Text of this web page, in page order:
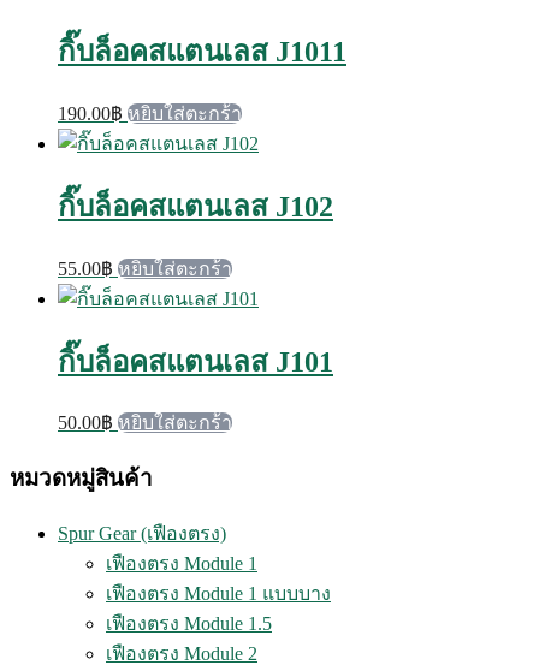
กิ๊บล็อคสแตนเลส J1011
190.00฿ หยิบใส่ตะกร้า
กิ๊บล็อคสแตนเลส J102
55.00฿ หยิบใส่ตะกร้า
กิ๊บล็อคสแตนเลส J101
50.00฿ หยิบใส่ตะกร้า
หมวดหมู่สินค้า
Spur Gear (เฟืองตรง)
เฟืองตรง Module 1
เฟืองตรง Module 1 แบบบาง
เฟืองตรง Module 1.5
เฟืองตรง Module 2